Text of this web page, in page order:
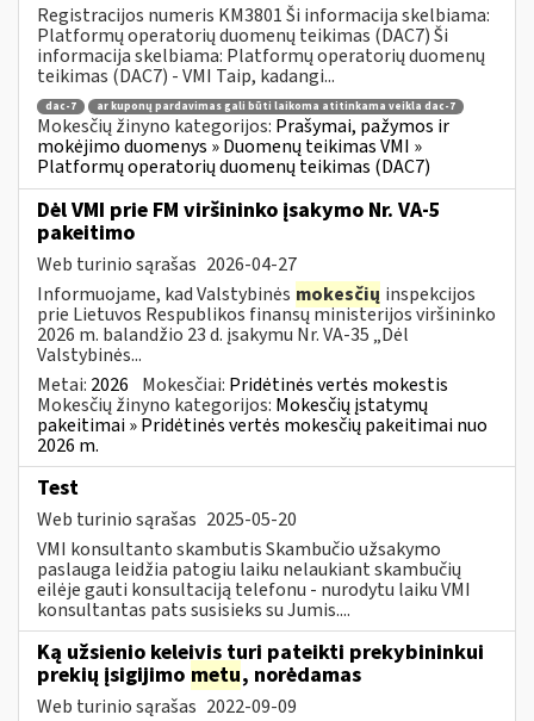
Registracijos numeris KM3801 Ši informacija skelbiama:
Platformų operatorių duomenų teikimas (DAC7) Ši
informacija skelbiama: Platformų operatorių duomenų
teikimas (DAC7) - VMI Taip, kadangi...
dac-7 ar kuponų pardavimas gali būti laikoma atitinkama veikla dac-7
Mokesčių žinyno kategorijos: Prašymai, pažymos ir
mokėjimo duomenys » Duomenų teikimas VMI »
Platformų operatorių duomenų teikimas (DAC7)
Dėl VMI prie FM viršininko įsakymo Nr. VA-5
pakeitimo
Web turinio sąrašas 2026-04-27
Informuojame, kad Valstybinės mokesčių inspekcijos
prie Lietuvos Respublikos finansų ministerijos viršininko
2026 m. balandžio 23 d. įsakymu Nr. VA-35 „Dėl
Valstybinės...
Metai: 2026 Mokesčiai: Pridėtinės vertės mokestis
Mokesčių žinyno kategorijos: Mokesčių įstatymų
pakeitimai » Pridėtinės vertės mokesčių pakeitimai nuo
2026 m.
Test
Web turinio sąrašas 2025-05-20
VMI konsultanto skambutis Skambučio užsakymo
paslauga leidžia patogiu laiku nelaukiant skambučių
eilėje gauti konsultaciją telefonu - nurodytu laiku VMI
konsultantas pats susisieks su Jumis....
Ką užsienio keleivis turi pateikti prekybininkui
prekių įsigijimo metu, norėdamas
Web turinio sąrašas 2022-09-09